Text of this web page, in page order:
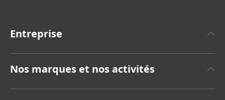
Entreprise
Nos marques et nos activités